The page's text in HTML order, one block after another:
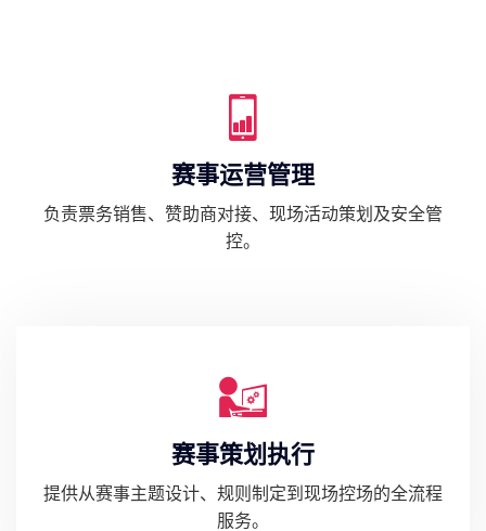
赛事运营管理
负责票务销售、赞助商对接、现场活动策划及安全管
控。
赛事策划执行
提供从赛事主题设计、规则制定到现场控场的全流程
服务。